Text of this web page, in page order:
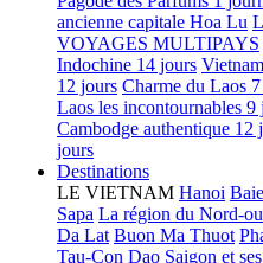
ancienne capitale Hoa Lu
VOYAGES MULTIPAYS
Indochine 14 jours
12 jours Charme du Laos
Laos les incontournables 9
Cambodge authentique 12
jours
Destinations
LE VIETNAM Hanoi
Sapa La région du Nord-
Da Lat Buon Ma Thuot
Tau-Con Dao Saigon et